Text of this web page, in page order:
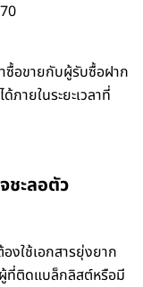
อขายกับผู้รับซื้อฝาก
ภายในระยะเวลาที่
ชะลอตัว
งใช้เอกสารยุ่งยาก
ผู้ที่ติดแบล็กลิสต์หรือมี